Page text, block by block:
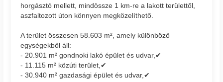
horgásztó mellett, mindössze 1 km-re a lakott területtől,
aszfaltozott úton könnyen megközelíthető.
A terület összesen 58.603 m², amely különböző
egységekből áll:
- 20.901 m² gondnoki lakó épület és udvar,✔
- 11.115 m² közúti terület,✔
- 30.940 m² gazdasági épület és udvar,✔